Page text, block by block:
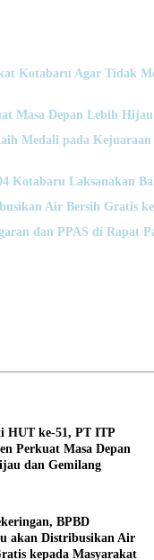
Kotabaru Agar Tidak
Masa Depan Lebih
Medali pada
Kotabaru Laksanakan
Air Bersih Gratis
dan PPAS di Rapat
HUT ke-51, PT ITP
Perkuat Masa Depan
dan Gemilang
BPBD
akan Distribusikan Air
kepada Masyarakat